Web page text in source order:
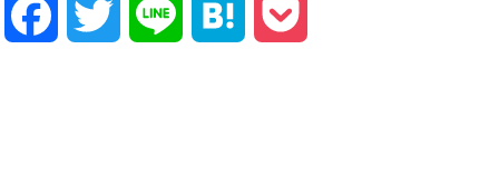
Facebook Twitter Line Hatena